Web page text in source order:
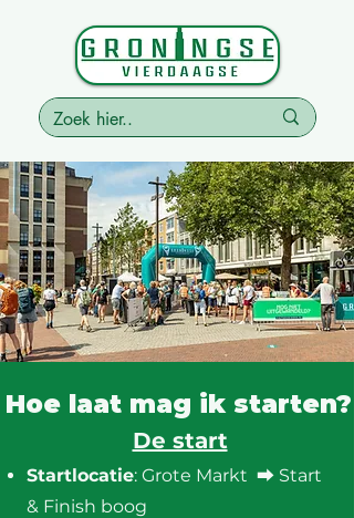
Hoe laat mag ik starten?
De start
Startlocatie: Grote Markt ⮕ Start
& Finish boog